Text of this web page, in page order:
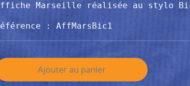
Marseille réalisée au stylo
: AffMarsBic1
Ajouter au panier